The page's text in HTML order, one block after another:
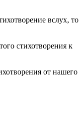
вслух, то
стихотворения к
от нашего